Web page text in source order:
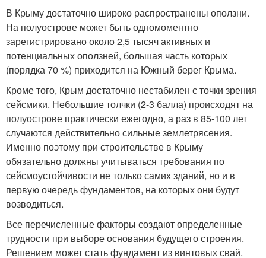
В Крыму достаточно широко распространены оползни.
На полуострове может быть одномоментно
зарегистрировано около 2,5 тысяч активных и
потенциальных оползней, большая часть которых
(порядка 70 %) приходится на Южный берег Крыма.
Кроме того, Крым достаточно нестабилен с точки зрения
сейсмики. Небольшие толчки (2-3 балла) происходят на
полуострове практически ежегодно, а раз в 85-100 лет
случаются действительно сильные землетрясения.
Именно поэтому при строительстве в Крыму
обязательно должны учитываться требования по
сейсмоустойчивости не только самих зданий, но и в
первую очередь фундаментов, на которых они будут
возводиться.
Все перечисленные факторы создают определенные
трудности при выборе основания будущего строения.
Решением может стать фундамент из винтовых свай.